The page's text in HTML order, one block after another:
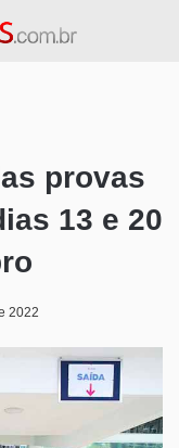
provas
13 e 20
2022